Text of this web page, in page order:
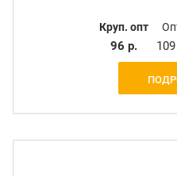
Круп. опт
96 р.